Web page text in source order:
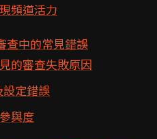
頻道活力
查中的常見錯誤
的審查失敗原因
定錯誤
與度